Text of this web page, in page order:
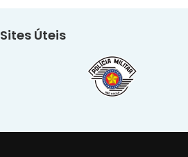
Sites Úteis